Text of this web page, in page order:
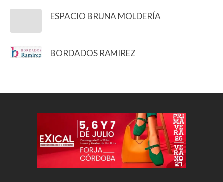
ESPACIO BRUNA MOLDERÍA
BORDADOS RAMIREZ